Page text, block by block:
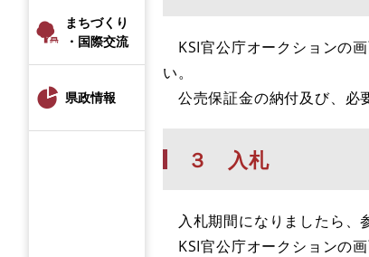
まちづくり
・国際交流
県政情報
KSI官公庁オークションの
い。
公売保証金の納付及び、必
３ 入札
入札期間になりましたら、
KSI官公庁オークションの